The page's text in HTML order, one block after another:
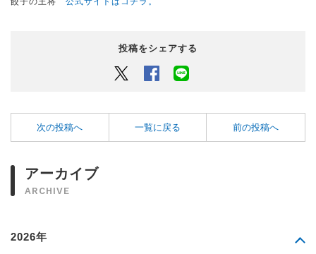
投稿をシェアする
Twitter Facebook
次の投稿へ 一覧に戻る 前の投稿へ
アーカイブ
ARCHIVE
2026年